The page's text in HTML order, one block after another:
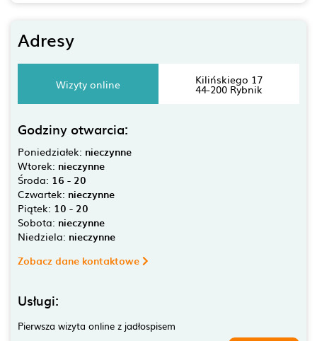
Adresy
Wizyty online Kilińskiego 17
44-200 Rybnik
Godziny otwarcia:
Poniedziałek: nieczynne
Wtorek: nieczynne
Środa: 16 - 20
Czwartek: nieczynne
Piątek: 10 - 20
Sobota: nieczynne
Niedziela: nieczynne
Zobacz dane kontaktowe
Usługi:
Pierwsza wizyta online z jadłospisem